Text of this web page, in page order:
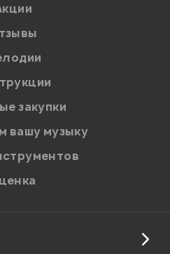
персональных данных в
в отношении обработки
число:
закупки
вашу музыку